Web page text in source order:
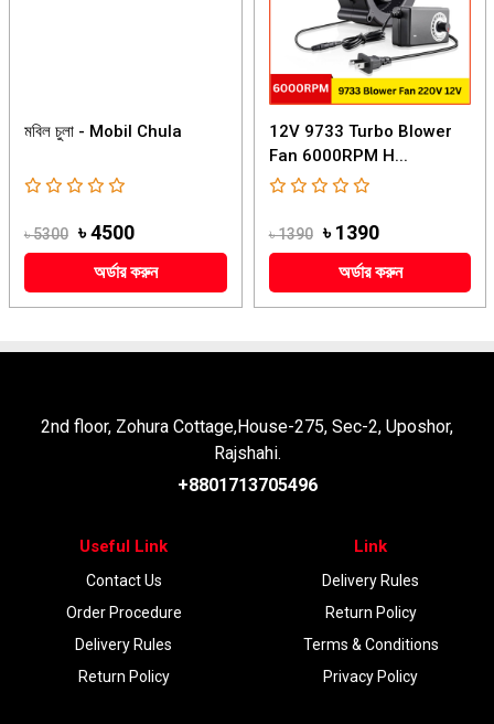
মবিল চুলা - Mobil Chula
৳ 5300 ৳ 4500
অর্ডার করুন
12V 9733 Turbo Blower
Fan 6000RPM H...
৳ 1390 ৳ 1390
অর্ডার করুন
2nd floor, Zohura Cottage,House-275, Sec-2, Uposhor,
Rajshahi.
+8801713705496
Useful Link
Contact Us
Order Procedure
Delivery Rules
Return Policy
Link
Delivery Rules
Return Policy
Terms & Conditions
Privacy Policy